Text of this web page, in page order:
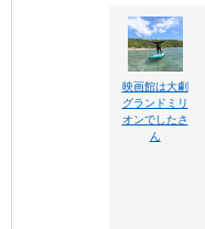
映画館は大劇
グランドミリ
オンでしたさ
ん